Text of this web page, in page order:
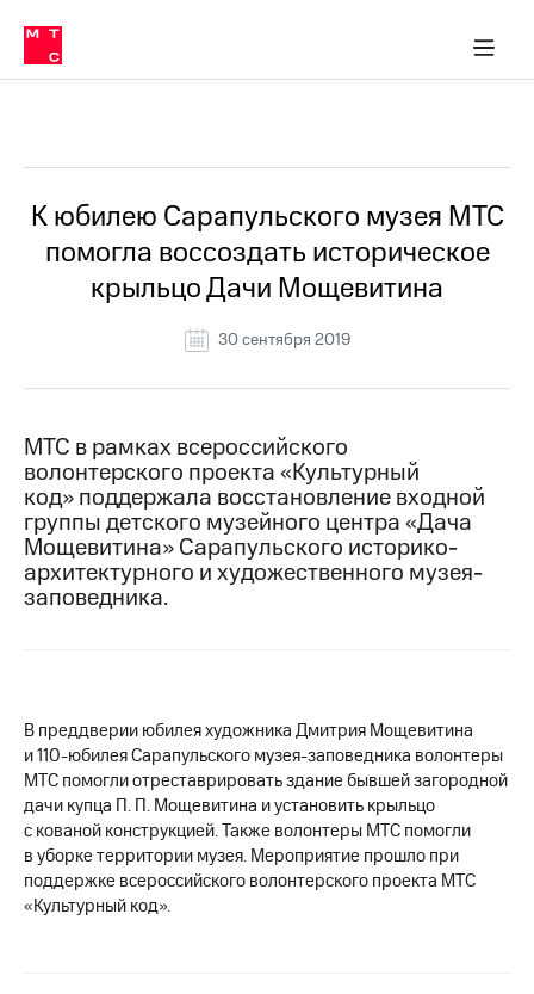
Медиа-центр
и акционерам
Устойчивое развитие
Комплаенс и деловая этика
компании
Карьера
История
компании
Руководство
информация
Контакты
Медиа-центр
Пресс-
релизы
МТС
о технологиях
Финансовая
отчетность
Контакты
Новости
в
регионе
в МТС
Пресс-
релизы
МТС
о технологиях
К юбилею Сарапульского музея МТС
помогла воссоздать историческое
крыльцо Дачи Мощевитина
30 сентября 2019
МТС в рамках всероссийского
волонтерского проекта «Культурный
код» поддержала восстановление входной
группы детского музейного центра «Дача
Мощевитина» Сарапульского историко-
архитектурного и художественного музея-
заповедника.
В преддверии юбилея художника Дмитрия Мощевитина
и110-юбилеяСарапульского музея-заповедника волонтеры
МТС помогли отреставрировать здание бывшей загородной
дачи купца П. П. Мощевитина и установить крыльцо
с кованой конструкцией. Также волонтеры МТС помогли
в уборке территории музея. Мероприятие прошло при
поддержке всероссийского волонтерского проекта МТС
«Культурный код».